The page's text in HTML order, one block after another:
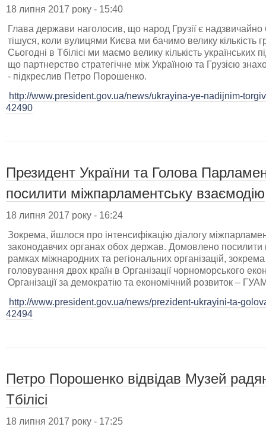
18 липня 2017 року - 15:40
Глава держави наголосив, що народ Грузії є надзвичайно
тішуся, коли вулицями Києва ми бачимо велику кількість
Сьогодні в Тбілісі ми маємо велику кількість українських
що партнерство стратегічне між Україною та Грузією
- підкреслив Петро Порошенко.
http://www.president.gov.ua/news/ukrayina-ye-nadijnim-
42490
Президент України та Голова
посилити міжпарламентську взаємодію
18 липня 2017 року - 16:24
Зокрема, йшлося про інтенсифікацію діалогу
законодавчих органах обох держав. Домовлено посилити
рамках міжнародних та регіональних організацій,
головування двох країн в Організації чорноморського
Організації за демократію та економічний розвиток –
http://www.president.gov.ua/news/prezident-ukrayini-ta-
42494
Петро Порошенко відвідав Музей
Тбілісі
18 липня 2017 року - 17:25